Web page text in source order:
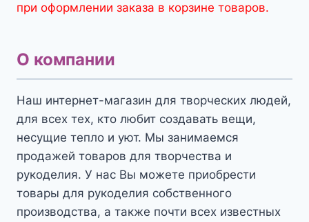
при оформлении заказа в корзине товаров.
О компании
Наш интернет-магазин для творческих людей,
для всех тех, кто любит создавать вещи,
несущие тепло и уют. Мы занимаемся
продажей товаров для творчества и
рукоделия. У нас Вы можете приобрести
товары для рукоделия собственного
производства, а также почти всех известных